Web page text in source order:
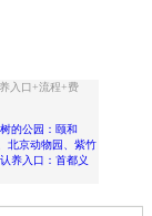
入口+流程+费
公园：颐和
北京动物园、紫竹
养入口：首都义